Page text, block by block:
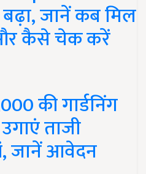
जानें कब मिल
कैसे चेक करें
की गार्डनिंग
ताजी
जानें आवेदन